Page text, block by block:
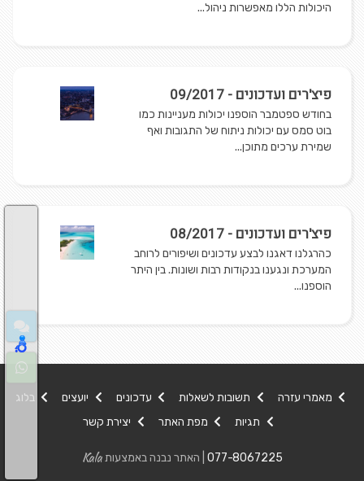
היכולות הללו מאפשרות ניהול...
פיצ'רים ועדכונים - 09/2017
בחודש ספטמבר הוספנו יכולות מעניינות כמו
בוט סמס עם יכולות ניתוח של התגובות ואף
שמירת ערכים מתוכן...
פיצ'רים ועדכונים - 08/2017
כהרגלנו דאגנו לבצע עדכונים ושיפורים לרוחב
המערכת ונגענו בנקודות רבות ושונות. בין היתר
הוספנו...
מאמרי עזרה תשובות לשאלות עדכונים יועצים
בלוג
תגיות
מפת האתר יצירת קשר
077-8067225 | האתר נבנה באמצעותKala